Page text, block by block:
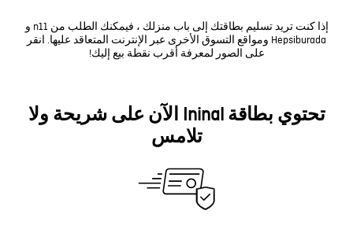
إذا كنت تريد تسليم بطاقتك إلى باب منزلك ، فيمكنك الطلب من n11 و
Hepsiburada ومواقع التسوق الأخرى عبر الإنترنت المتعاقد عليها. انقر
على الصور لمعرفة أقرب نقطة بيع إليك!
تحتوي بطاقة Ininal الآن على شريحة ولا
تلامس